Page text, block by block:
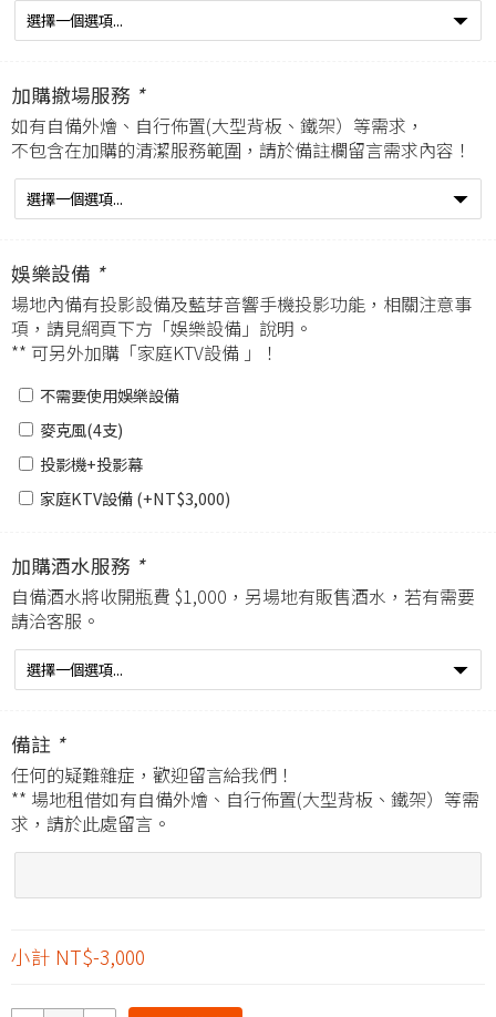
加購撤場服務 *
如有自備外燴、自行佈置(大型背板、鐵架）等需求，
不包含在加購的清潔服務範圍，請於備註欄留言需求內容！
娛樂設備 *
場地內備有投影設備及藍芽音響手機投影功能，相關注意事
項，請見網頁下方「娛樂設備」說明。
** 可另外加購「家庭KTV設備 」！
不需要使用娛樂設備
麥克風(4支)
投影機+投影幕
家庭KTV設備 (+NT$3,000)
加購酒水服務 *
自備酒水將收開瓶費 $1,000，另場地有販售酒水，若有需要
請洽客服。
備註 *
任何的疑難雜症，歡迎留言給我們！
** 場地租借如有自備外燴、自行佈置(大型背板、鐵架）等需
求，請於此處留言。
小計 NT$-3,000